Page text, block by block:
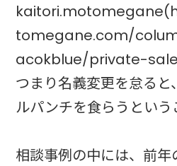
tomegane.com/
acokblue/private-
つまり名義変更を怠る
ルパンチを食らうという
相談事例の中には、前